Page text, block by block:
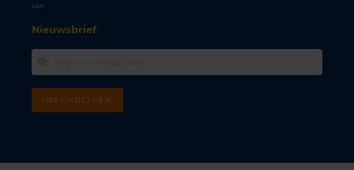
uur.
Nieuwsbrief
INSCHRIJVEN